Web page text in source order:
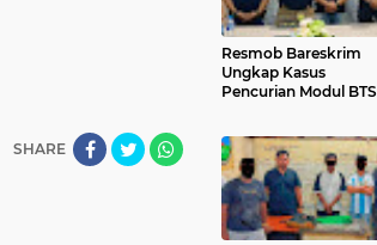
SHARE
Resmob Bareskrim
Ungkap Kasus
Pencurian Modul BTS